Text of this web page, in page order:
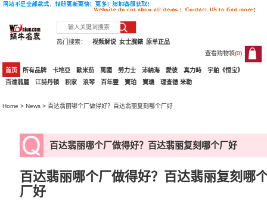
热门搜索： 原单正品
女士腕錶
视频解说
查看购物袋(0)
0
首页 所有品牌 卡地亞 歐米茄 萬國 勞力士 沛納海 愛彼 真力時
宇舶《恒宝》
百達翡麗
江詩丹頓 积家 浪琴 百年靈 寶珀 寶璣 理查德.米勒
Home >News > 百达翡丽哪个厂做得好？百达翡丽复刻哪个厂好
百达翡丽哪个厂做得好？百达翡丽复刻哪个厂好
百达翡丽哪个厂做得好？百达翡丽复刻哪
厂好